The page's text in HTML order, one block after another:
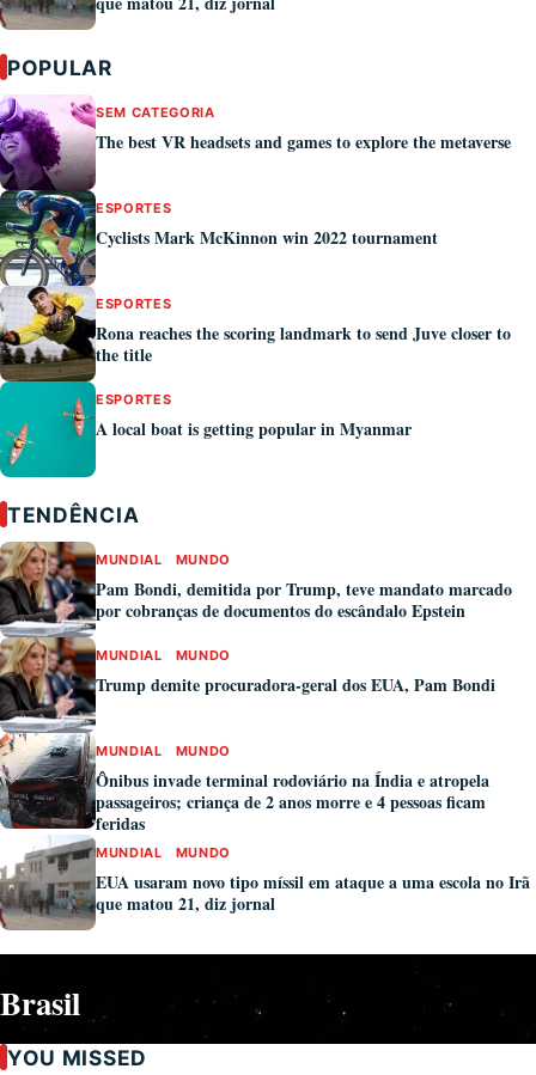
POPULAR
SEM CATEGORIA
The best VR headsets and games to explore the metaverse
ESPORTES
Cyclists Mark McKinnon win 2022 tournament
ESPORTES
Rona reaches the scoring landmark to send Juve closer to
the title
ESPORTES
A local boat is getting popular in Myanmar
TENDÊNCIA
MUNDIAL MUNDO
Pam Bondi, demitida por Trump, teve mandato marcado
por cobranças de documentos do escândalo Epstein
MUNDIAL MUNDO
Trump demite procuradora-geral dos EUA, Pam Bondi
MUNDIAL MUNDO
Ônibus invade terminal rodoviário na Índia e atropela
passageiros; criança de 2 anos morre e 4 pessoas ficam
feridas
MUNDIAL MUNDO
EUA usaram novo tipo míssil em ataque a uma escola no Irã
que matou 21, diz jornal
Brasil
YOU MISSED